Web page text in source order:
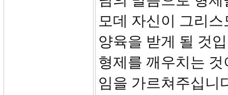
모데 자신이 그리
양육을 받게 될 것
형제를 깨우치는
임을 가르쳐주십니